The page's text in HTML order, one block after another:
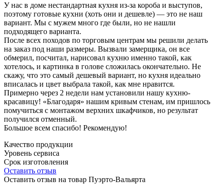
У нас в доме нестандартная кухня из-за короба и выступов,
поэтому готовые кухни (хоть они и дешевле) — это не наш
вариант. Мы с мужем много где были, но не нашли
подходящего варианта.
После всех походов по торговым центрам мы решили делать
на заказ под наши размеры. Вызвали замерщика, он все
обмерил, посчитал, нарисовал кухню именно такой, как
хотелось, и картинка в голове сложилась окончательно. Не
скажу, что это самый дешевый вариант, но кухня идеально
вписалась и цвет выбрала такой, как мне нравится.
Примерно через 2 недели нам установили нашу кухню-
красавицу! «Благодаря» нашим кривым стенам, им пришлось
помучиться с монтажом верхних шкафчиков, но результат
получился отменный.
Большое всем спасибо! Рекомендую!
Качество продукции
Уровень сервиса
Срок изготовления
Оставить отзыв
Оставить отзыв на товар Пуэрто-Вальярта